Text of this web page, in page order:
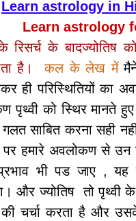
Learn astrology in
Learn astrology
के बादज्योतिष
है।कल के लेख में
ही परिस्थितियों का
पृथ्‍वी को स्थिर मानते
गलत साबित करना सही
हमारे अवलोकण से उन
भी पड जाए , यह तो
और ज्‍योतिष तो पृथ्‍वी के
की चर्चा करता है और